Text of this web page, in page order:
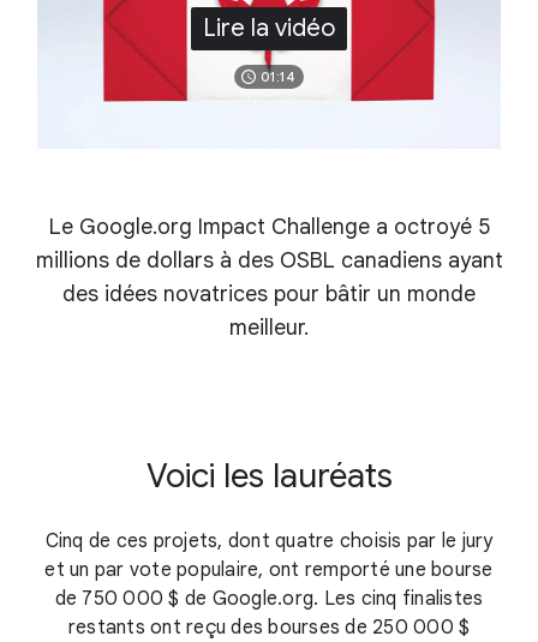
Lire la vidéo
01:14
Le Google.org Impact Challenge a octroyé 5
millions de dollars à des OSBL canadiens ayant
des idées novatrices pour bâtir un monde
meilleur.
Voici les lauréats
Cinq de ces projets, dont quatre choisis par le jury
et un par vote populaire, ont remporté une bourse
de 750 000 $ de Google.org. Les cinq finalistes
restants ont reçu des bourses de 250 000 $